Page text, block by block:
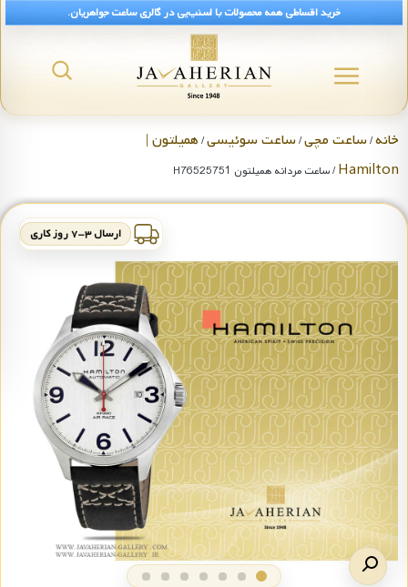
خرید اقساطی همه محصولات با اسنپ‌پی در گالری ساعت جواهریان.
خانه/ساعت مچی/ساعت سوئیسی/ همیلتون |
Hamilton/ ساعت مردانه همیلتون H76525751
ارسال ۳-۷ روز کاری